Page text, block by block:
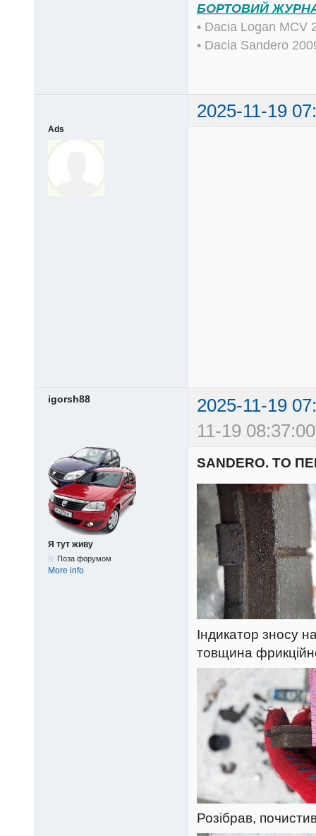
БОРТОВИЙ
• Dacia Logan
• Dacia Sandero
2025-11-19
Ads
igorsh88
2025-11-19
11-19
Я тут живу
Поза форумом
More info
SANDERO. ТО
Індикатор зносу
товщина
Розібрав,